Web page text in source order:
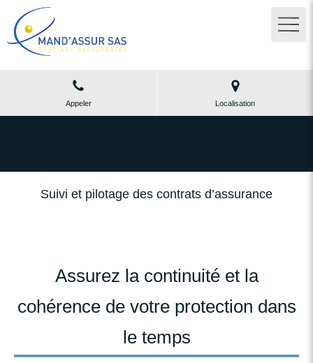
Appeler Localisation
Suivi et pilotage des contrats d’assurance
Assurez la continuité et la
cohérence de votre protection dans
le temps